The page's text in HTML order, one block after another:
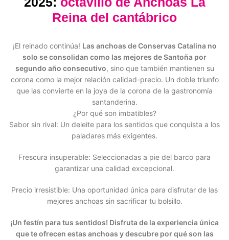
Reina del cantábrico
¡El reinado continúa! Las anchoas de Conservas Catalina no
solo se consolidan como las mejores de Santoña por
segundo año consecutivo, sino que también mantienen su
corona como la mejor relación calidad-precio. Un doble triunfo
que las convierte en la joya de la corona de la gastronomía
santanderina.
¿Por qué son imbatibles?
Sabor sin rival: Un deleite para los sentidos que conquista a los
paladares más exigentes.
Frescura insuperable: Seleccionadas a pie del barco para
garantizar una calidad excepcional.
Precio irresistible: Una oportunidad única para disfrutar de las
mejores anchoas sin sacrificar tu bolsillo.
¡Un festín para tus sentidos! Disfruta de la experiencia única
que te ofrecen estas anchoas y descubre por qué son las